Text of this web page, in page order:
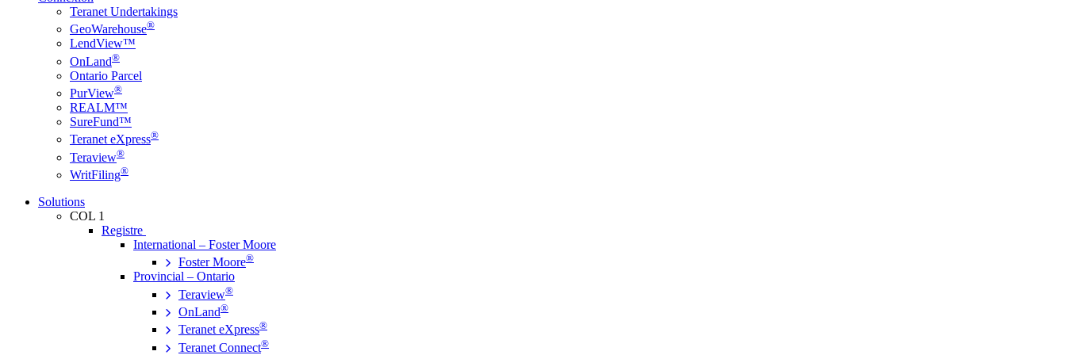
Teranet Undertakings
GeoWarehouse®
LendView™
OnLand®
Ontario Parcel
PurView®
REALM™
SureFund™
Teranet eXpress®
Teraview®
WritFiling®
Solutions
COL 1
Registre
International – Foster Moore
Foster Moore®
Provincial – Ontario
Teraview®
OnLand®
Teranet eXpress®
Teranet Connect®